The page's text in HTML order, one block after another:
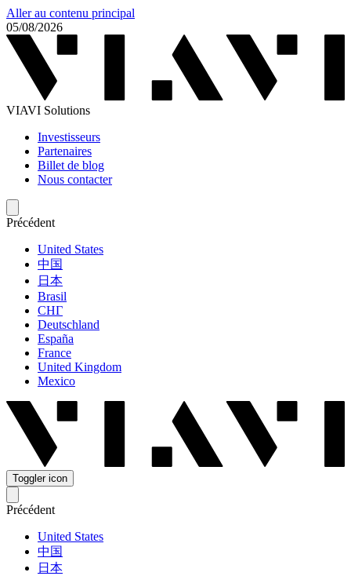
Aller au contenu principal
05/08/2026
VIAVI Solutions
Investisseurs
Partenaires
Billet de blog
Nous contacter
Précédent
United States
中国
日本
Brasil
СНГ
Deutschland
España
France
United Kingdom
Mexico
Toggler icon
Précédent
United States
中国
日本